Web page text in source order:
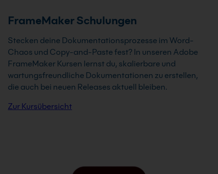
FrameMaker Schulungen
Stecken deine Dokumentationsprozesse im Word-
Chaos und Copy-and-Paste fest? In unseren Adobe
FrameMaker Kursen lernst du, skalierbare und
wartungsfreundliche Dokumentationen zu erstellen,
die auch bei neuen Releases aktuell bleiben.
Zur Kursübersicht